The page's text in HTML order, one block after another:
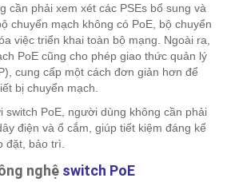
cần phải xem xét các PSEs bổ sung và
chuyển mạch không có PoE, bộ chuyển
việc triển khai toàn bộ mạng. Ngoài ra,
PoE cũng cho phép giao thức quản lý
cung cấp một cách đơn giản hơn để
bị chuyển mạch.
switch PoE, người dùng không cần phải
điện và ổ cắm, giúp tiết kiệm đáng kể
đặt, bảo trì.
nghệ switch PoE